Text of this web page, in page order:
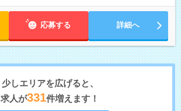
応募する 詳細へ
少しエリアを広げると、
求人が331件増えます！